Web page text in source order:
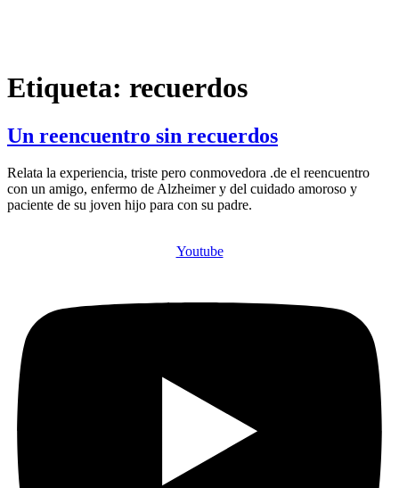
Etiqueta: recuerdos
Un reencuentro sin recuerdos
Relata la experiencia, triste pero conmovedora .de el reencuentro
con un amigo, enfermo de Alzheimer y del cuidado amoroso y
paciente de su joven hijo para con su padre.
Youtube